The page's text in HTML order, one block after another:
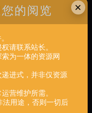
注，均为本站原创发
时，禁止复制、盗用、
各类媒体平台。如若本
我们进行处理。
de
nomnom
y 动漫电影
×
的阅览
请联系站长。
为一体的资源网
进式，并非仅资源
营维护所需。
法用途，否则一切后